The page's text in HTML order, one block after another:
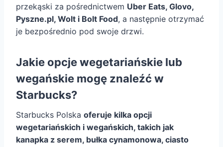
przekąski za pośrednictwem Uber Eats, Glovo,
Pyszne.pl, Wolt i Bolt Food, a następnie otrzymać
je bezpośrednio pod swoje drzwi.
Jakie opcje wegetariańskie lub
wegańskie mogę znaleźć w
Starbucks?
Starbucks Polska oferuje kilka opcji
wegetariańskich i wegańskich, takich jak
kanapka z serem, bułka cynamonowa, ciasto